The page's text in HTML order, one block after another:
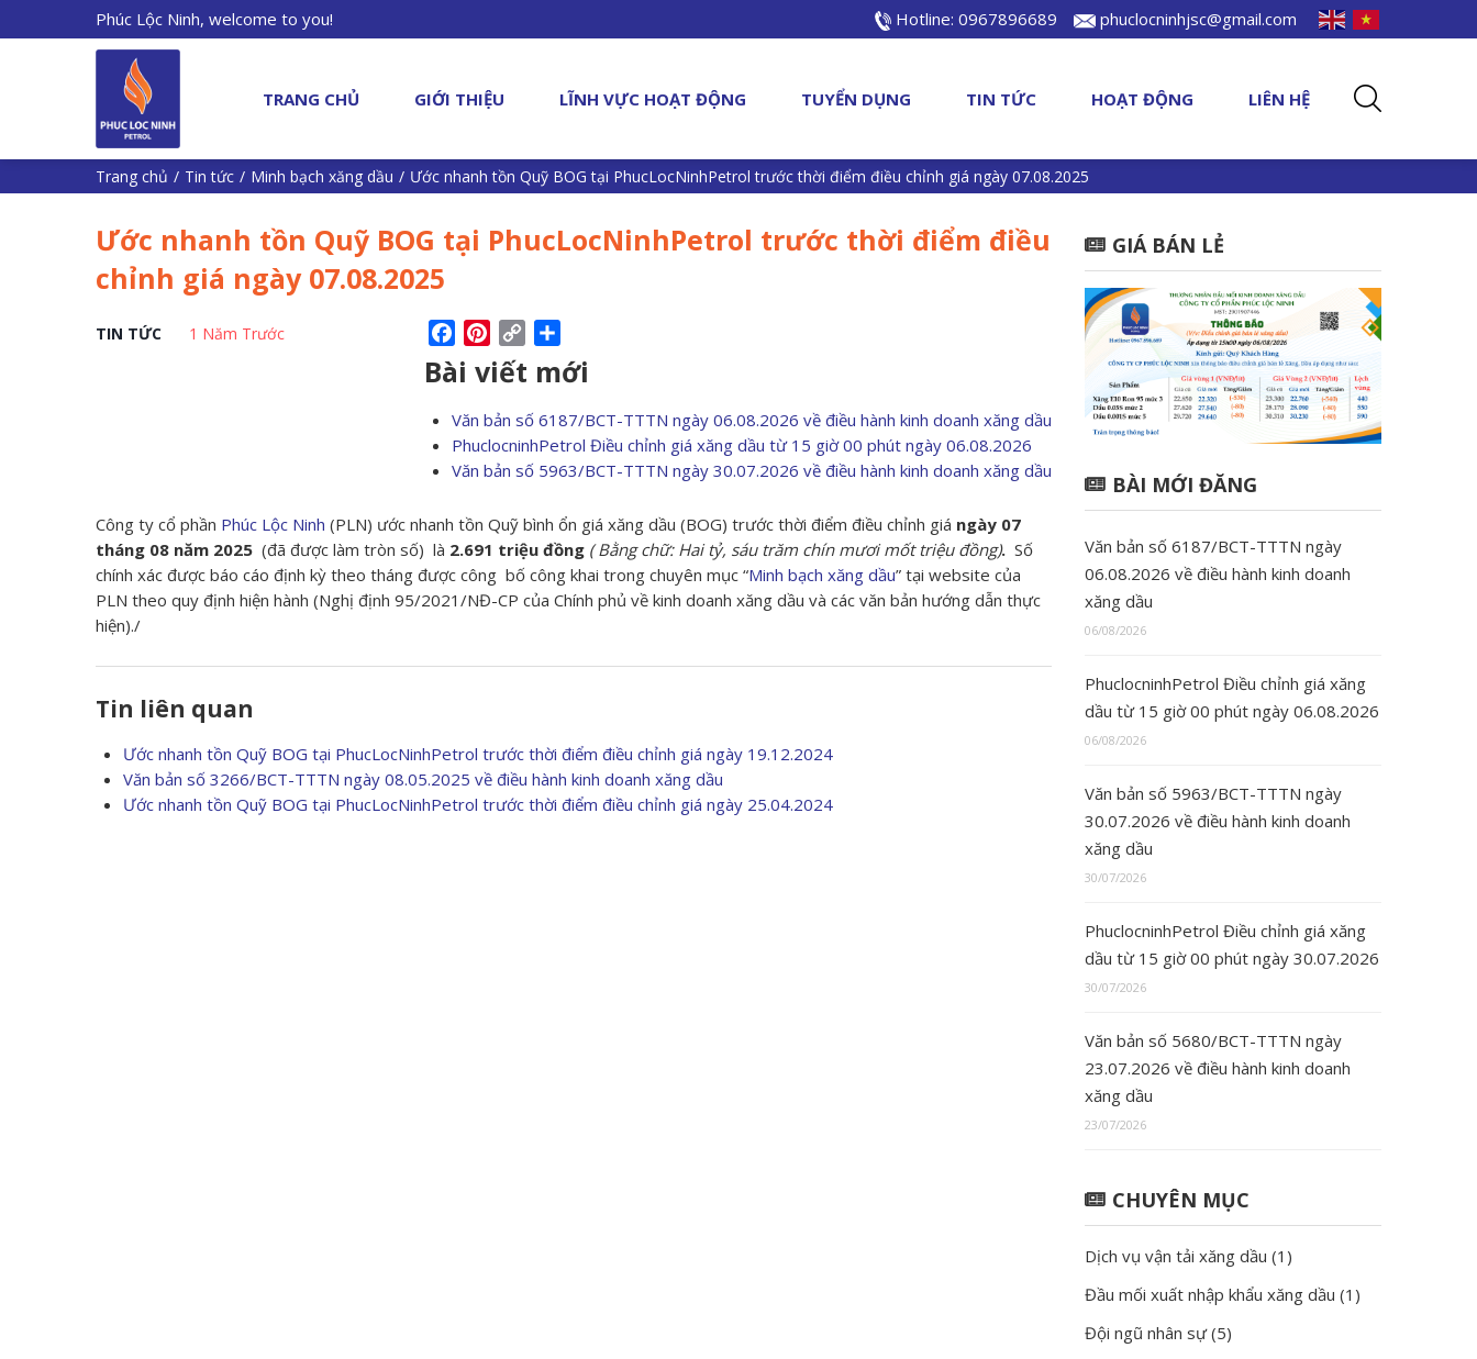
Phúc Lộc Ninh, welcome to you! Hotline: 0967896689 phuclocninhjsc@gmail.com
TRANG CHỦ GIỚI THIỆU LĨNH VỰC HOẠT ĐỘNG TUYỂN DỤNG TIN TỨC HOẠT ĐỘNG LIÊN HỆ
Trang chủ / Tin tức / Minh bạch xăng dầu / Ước nhanh tồn Quỹ BOG tại PhucLocNinhPetrol trước thời điểm điều chỉnh giá ngày 07.08.2025
Ước nhanh tồn Quỹ BOG tại PhucLocNinhPetrol trước thời điểm điều
chỉnh giá ngày 07.08.2025
TIN TỨC 1 Năm Trước FacebookPinterest
Copy
Bài viết mới
Văn bản số 6187/BCT-TTTN ngày 06.08.2026 về điều hành kinh doanh xăng dầu
PhuclocninhPetrol Điều chỉnh giá xăng dầu từ 15 giờ 00 phút ngày 06.08.2026
Văn bản số 5963/BCT-TTTN ngày 30.07.2026 về điều hành kinh doanh xăng dầu
Công ty cổ phần Phúc Lộc Ninh (PLN) ước nhanh tồn Quỹ bình ổn giá xăng dầu (BOG) trước thời điểm điều chỉnh giá ngày 07
tháng 08 năm 2025 (đã được làm tròn số) là 2.691 triệu đồng ( Bằng chữ: Hai tỷ, sáu trăm chín mươi mốt triệu đồng). Số
chính xác được báo cáo định kỳ theo tháng được công bố công khai trong chuyên mục “Minh bạch xăng dầu” tại website của
PLN theo quy định hiện hành (Nghị định 95/2021/NĐ-CP của Chính phủ về kinh doanh xăng dầu và các văn bản hướng dẫn thực
hiện)./
Tin liên quan
Ước nhanh tồn Quỹ BOG tại PhucLocNinhPetrol trước thời điểm điều chỉnh giá ngày 19.12.2024
Văn bản số 3266/BCT-TTTN ngày 08.05.2025 về điều hành kinh doanh xăng dầu
Ước nhanh tồn Quỹ BOG tại PhucLocNinhPetrol trước thời điểm điều chỉnh giá ngày 25.04.2024
GIÁ BÁN LẺ
BÀI MỚI ĐĂNG
Văn bản số 6187/BCT-TTTN ngày
06.08.2026 về điều hành kinh doanh
xăng dầu
06/08/2026
PhuclocninhPetrol Điều chỉnh giá xăng
dầu từ 15 giờ 00 phút ngày 06.08.2026
06/08/2026
Văn bản số 5963/BCT-TTTN ngày
30.07.2026 về điều hành kinh doanh
xăng dầu
30/07/2026
PhuclocninhPetrol Điều chỉnh giá xăng
dầu từ 15 giờ 00 phút ngày 30.07.2026
30/07/2026
Văn bản số 5680/BCT-TTTN ngày
23.07.2026 về điều hành kinh doanh
xăng dầu
23/07/2026
CHUYÊN MỤC
Dịch vụ vận tải xăng dầu (1)
Đầu mối xuất nhập khẩu xăng dầu (1)
Đội ngũ nhân sự(5)